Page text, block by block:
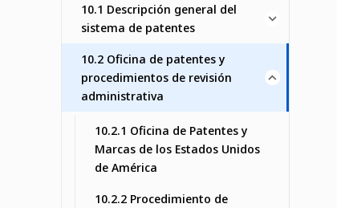
10.1 Descripción general del
sistema de patentes
10.2 Oficina de patentes y
procedimientos de revisión
administrativa
10.2.1 Oficina de Patentes y
Marcas de los Estados Unidos
de América
10.2.2 Procedimiento de